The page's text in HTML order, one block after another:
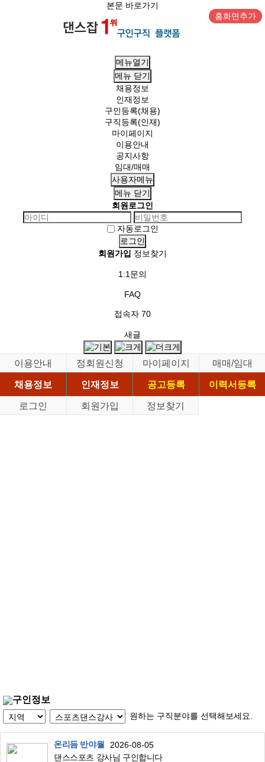
본문 바로가기
홈화면추가
메뉴열기
메뉴 닫기
채용정보
인재정보
구인등록(채용)
구직등록(인재)
마이페이지
이용안내
공지사항
임대/매매
사용자메뉴
메뉴 닫기
회원로그인
자동로그인
회원가입 정보찾기
1:1문의
FAQ
접속자 70
새글
이용안내 정회원신청 마이페이지
매매/임대
채용정보
인재정보 공고등록
이력서등록
로그인
회원가입 정보찾기
구인정보
원하는 구직분야를 선택해보세요.
온리듬 반야월
2026-08-05
댄스스포츠 강사님 구인합니다